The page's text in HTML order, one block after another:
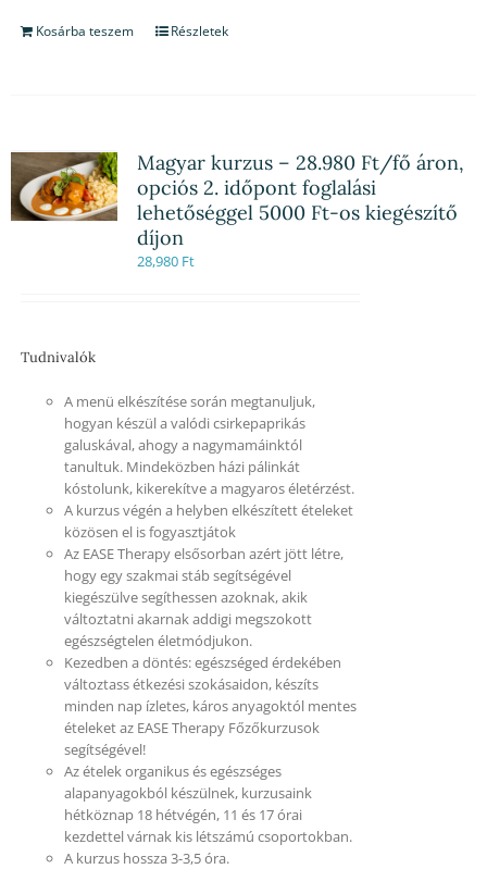
Kosárba teszem Részletek
Magyar kurzus – 28.980 Ft/fő áron,
opciós 2. időpont foglalási
lehetőséggel 5000 Ft-os kiegészítő
díjon
28,980 Ft
Tudnivalók
A menü elkészítése során megtanuljuk,
hogyan készül a valódi csirkepaprikás
galuskával, ahogy a nagymamáinktól
tanultuk. Mindeközben házi pálinkát
kóstolunk, kikerekítve a magyaros életérzést.
A kurzus végén a helyben elkészített ételeket
közösen el is fogyasztjátok
Az EASE Therapy elsősorban azért jött létre,
hogy egy szakmai stáb segítségével
kiegészülve segíthessen azoknak, akik
változtatni akarnak addigi megszokott
egészségtelen életmódjukon.
Kezedben a döntés: egészséged érdekében
változtass étkezési szokásaidon, készíts
minden nap ízletes, káros anyagoktól mentes
ételeket az EASE Therapy Főzőkurzusok
segítségével!
Az ételek organikus és egészséges
alapanyagokból készülnek, kurzusaink
hétköznap 18 hétvégén, 11 és 17 órai
kezdettel várnak kis létszámú csoportokban.
A kurzus hossza 3-3,5 óra.